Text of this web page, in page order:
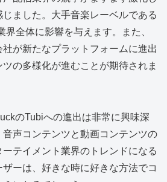
ました。大手音楽レーベルである
界全体に影響を与えます。また、
が新たなプラットフォームに進出
の多様化が進むことが期待されま
のTubiへの進出は非常に興味深
声コンテンツと動画コンテンツの
テイメント業界のトレンドになる
ーは、好きな時に好きな方法でコ